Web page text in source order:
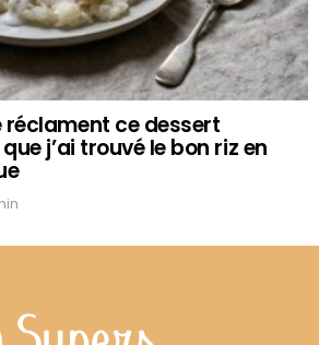
réclament ce dessert
j’ai trouvé le bon riz en